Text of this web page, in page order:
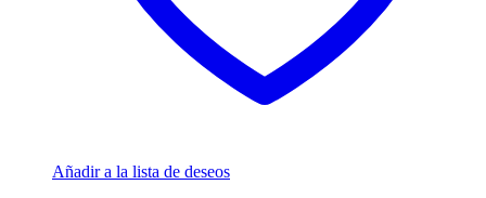
Añadir a la lista de deseos